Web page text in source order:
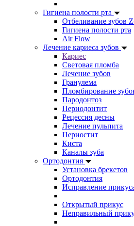
Гигиена полости рта
Отбеливание зубов
Гигиена полости рта
Air Flow
Лечение кариеса зубов
Кариес
Световая пломба
Лечение зубов
Гранулема
Пломбирование
Пародонтоз
Периодонтит
Рецессия десны
Лечение пульпита
Периостит
Киста
Каналы зуба
Ортодонтия
Установка брекетов
Ортодонтия
Исправление
Открытый прикус
Неправильный